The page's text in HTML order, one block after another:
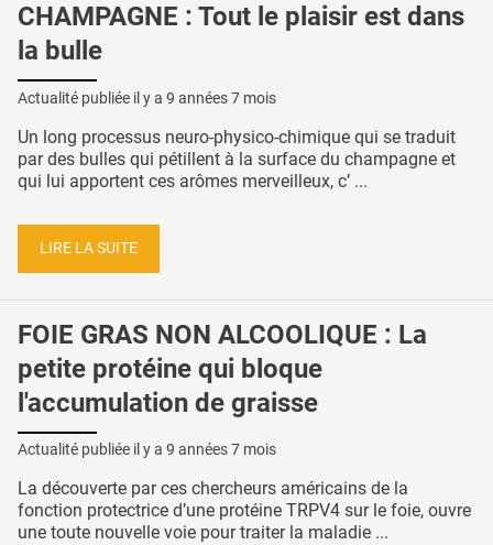
CHAMPAGNE : Tout le plaisir est dans
la bulle
Actualité publiée il y a 9 années 7 mois
Un long processus neuro-physico-chimique qui se traduit
par des bulles qui pétillent à la surface du champagne et
qui lui apportent ces arômes merveilleux, c’ ...
LIRE LA SUITE
FOIE GRAS NON ALCOOLIQUE : La
petite protéine qui bloque
l'accumulation de graisse
Actualité publiée il y a 9 années 7 mois
La découverte par ces chercheurs américains de la
fonction protectrice d’une protéine TRPV4 sur le foie, ouvre
une toute nouvelle voie pour traiter la maladie ...